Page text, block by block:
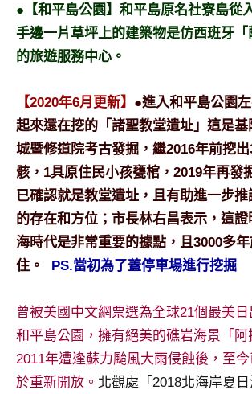
企
業
座、
部
落
客
及
旅
遊
雜
誌
專
觀
光
合
作
●【和平島公園】和平島原名社寮島從
手邊一片草坪上的建築物是仿西班牙「
的旅遊服務中心。
【2020年6月更新】 ●進入和平島公園
起來還在挖的「諸聖教堂遺址」這是
城暨修道院考古發掘，繼2016年前挖
骸，1具原住民小孩甕棺，2019年再發
已確認就是教堂遺址，且有助進一步
的存在和方位；市長林右昌表示，這
海時代是非常重要的據點，且3000多
住。
PS.當初為了蓋停車場進行挖掘
曾被美國中文網票選為全球21個最美
和平島公園，擁有絕美的礁岩海景「
2011年遭逢蘇力颱風大雨侵蝕後，至
於重新開放。 北觀處「2018北海岸夏